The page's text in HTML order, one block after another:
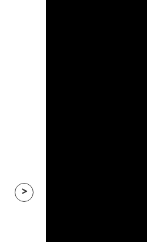
>